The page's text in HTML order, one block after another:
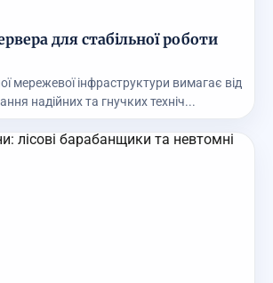
для стабільної роботи
мережевої інфраструктури вимагає від
надійних та гнучких техніч...